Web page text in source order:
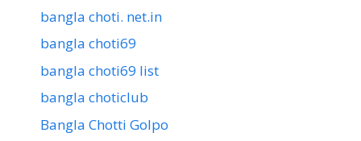
bangla choti. net.in
bangla choti69
bangla choti69 list
bangla choticlub
Bangla Chotti Golpo